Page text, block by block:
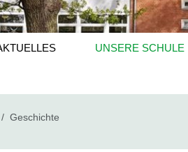
UNSERE SCHULE
Geschichte